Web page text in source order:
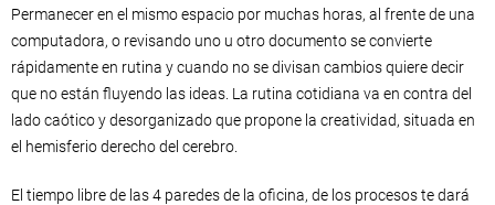
Permanecer en el mismo espacio por muchas horas, al frente de una
computadora, o revisando uno u otro documento se convierte
rápidamente en rutina y cuando no se divisan cambios quiere decir
que no están fluyendo las ideas. La rutina cotidiana va en contra del
lado caótico y desorganizado que propone la creatividad, situada en
el hemisferio derecho del cerebro.
El tiempo libre de las 4 paredes de la oficina, de los procesos te dará